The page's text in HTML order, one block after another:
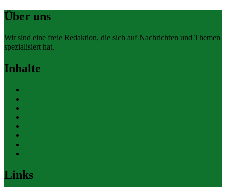
Über uns
Wir sind eine freie Redaktion, die sich auf Nachrichten und Themen
spezialisiert hat.
Inhalte
Links